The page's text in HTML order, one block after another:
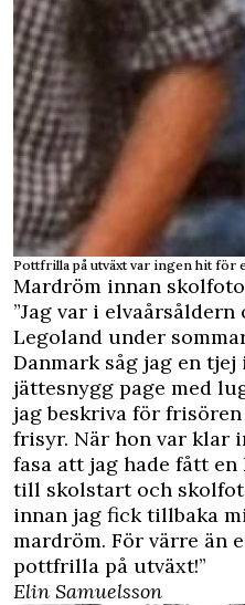
Pottfrilla på utväxt var ingen hit för
Mardröm innan
”Jag var i
Legoland under
Danmark såg jag en
jättesnygg page med
jag beskriva för
frisyr. När hon var klar
fasa att jag hade fått
till skolstart och
innan jag fick tillbaka
mardröm. För värre än
pottfrilla på utväxt!”
Elin Samuelsson